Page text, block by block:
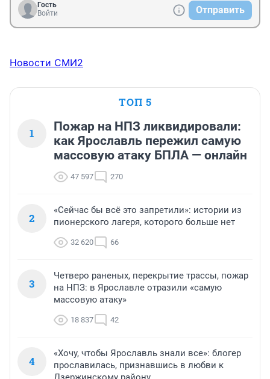
Гость
Войти
Отправить
Новости СМИ2
ТОП 5
1
Пожар на НПЗ ликвидировали:
как Ярославль пережил самую
массовую атаку БПЛА — онлайн
47 597 270
2
«Сейчас бы всё это запретили»: истории из
пионерского лагеря, которого больше нет
32 620 66
3
Четверо раненых, перекрытие трассы, пожар
на НПЗ: в Ярославле отразили «самую
массовую атаку»
18 837 42
4
«Хочу, чтобы Ярославль знали все»: блогер
прославилась, признавшись в любви к